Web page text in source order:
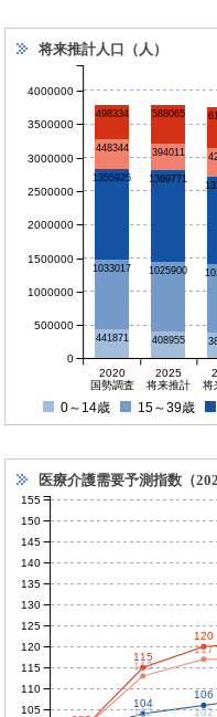
将来推計人口（人）
441871 408955
1033017 1025900
1355925 1369771
448344 394011
498334 588065
2020
国勢調査
2025
将来推計
将
0
500000
1000000
1500000
2000000
2500000
3000000
3500000
4000000
0～14歳 15～39歳
医療介護需要予測指数（
104
106
102 102
115
120
113
117
105
110
115
120
125
130
135
140
145
150
155